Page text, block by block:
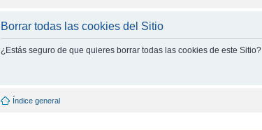
Borrar todas las cookies del Sitio
¿Estás seguro de que quieres borrar todas las cookies de este Sitio?
Índice general